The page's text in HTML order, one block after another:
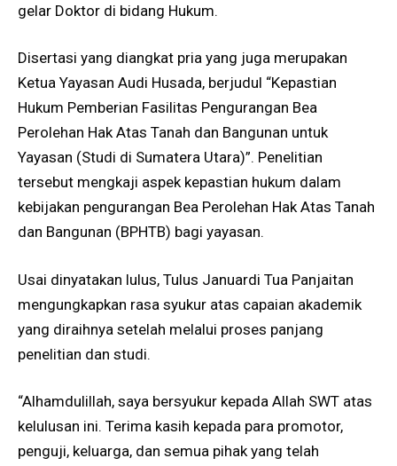
gelar Doktor di bidang Hukum.
Disertasi yang diangkat pria yang juga merupakan
Ketua Yayasan Audi Husada, berjudul “Kepastian
Hukum Pemberian Fasilitas Pengurangan Bea
Perolehan Hak Atas Tanah dan Bangunan untuk
Yayasan (Studi di Sumatera Utara)”. Penelitian
tersebut mengkaji aspek kepastian hukum dalam
kebijakan pengurangan Bea Perolehan Hak Atas Tanah
dan Bangunan (BPHTB) bagi yayasan.
Usai dinyatakan lulus, Tulus Januardi Tua Panjaitan
mengungkapkan rasa syukur atas capaian akademik
yang diraihnya setelah melalui proses panjang
penelitian dan studi.
“Alhamdulillah, saya bersyukur kepada Allah SWT atas
kelulusan ini. Terima kasih kepada para promotor,
penguji, keluarga, dan semua pihak yang telah